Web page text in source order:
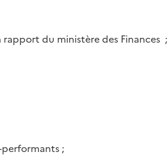
rapport du ministère des Finances ;
performants ;